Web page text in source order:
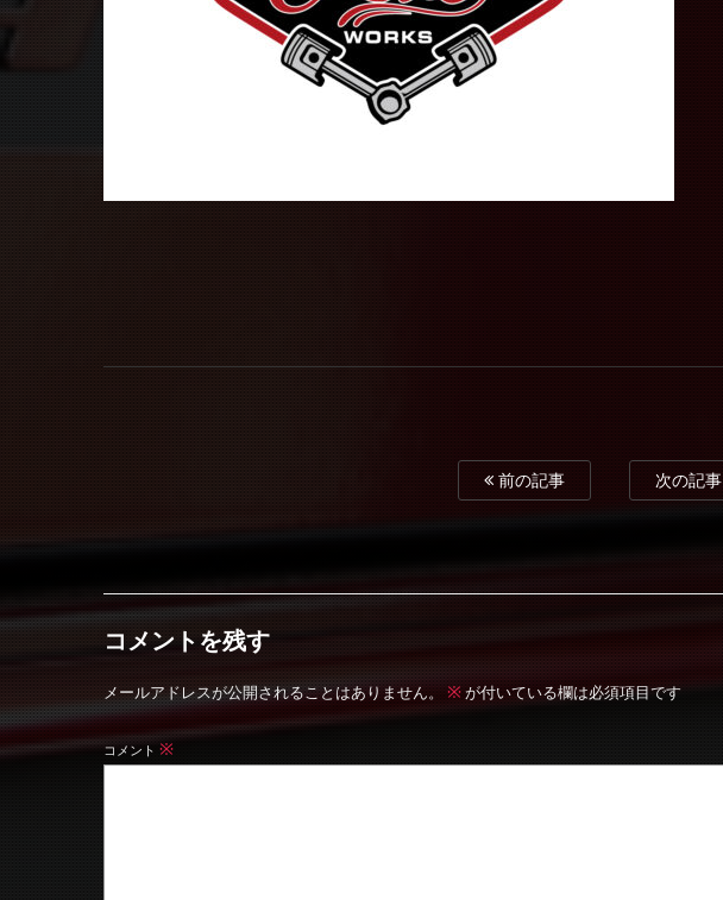
前の記事 次の記事
コメントを残す
メールアドレスが公開されることはありません。 ※が付いている欄は必須項目です
コメント※